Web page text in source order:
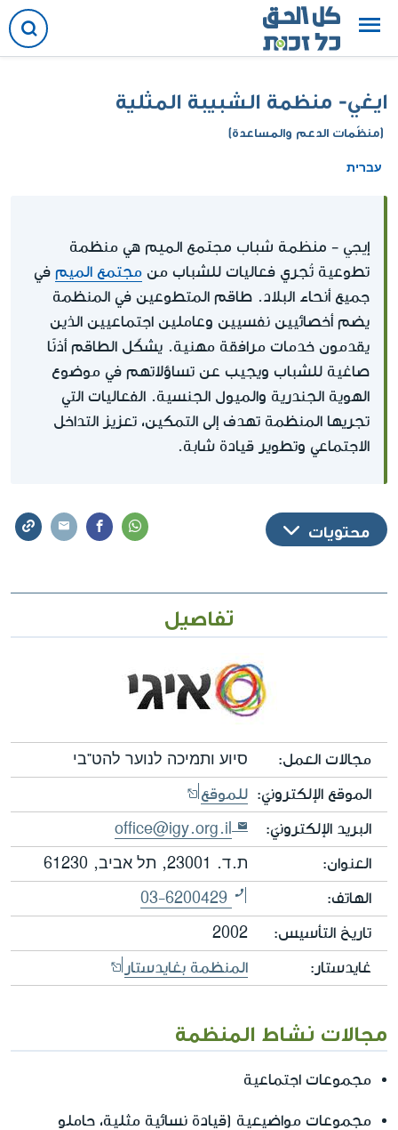
ايغي- منظمة الشبيبة المثلية
(منظّمات الدعم والمساعدة)
עברית
إيجي - منظمة شباب مجتمع الميم هي منظمة
تطوعية تُجري فعاليات للشباب من مجتمع الميم في
جميع أنحاء البلاد. طاقم المتطوعين في المنظمة
يضم أخصائيين نفسيين وعاملين اجتماعيين الذين
يقدمون خدمات مرافقة مهنية. يشكّل الطاقم أذنًا
صاغية للشباب ويجيب عن تساؤلاتهم في موضوع
الهوية الجندرية والميول الجنسية. الفعاليات التي
تجريها المنظمة تهدف إلى التمكين، تعزيز التداخل
الاجتماعي وتطوير قيادة شابة.
محتويات
تفاصيل
مجالات العمل: סיוע ותמיכה לנוער להט"בי
الموقع الإلكترونيّ: للموقع
البريد الإلكترونيّ: office@igy.org.il
العنوان: ת.ד. 23001, תל אביב, 61230
الهاتف: 03-6200429
تاريخ التأسيس: 2002
غايدستار: المنظمة بغايدستار
مجالات نشاط المنظمة
مجموعات اجتماعية
مجموعات مواضيعية (قيادة نسائية مثلية، حاملو